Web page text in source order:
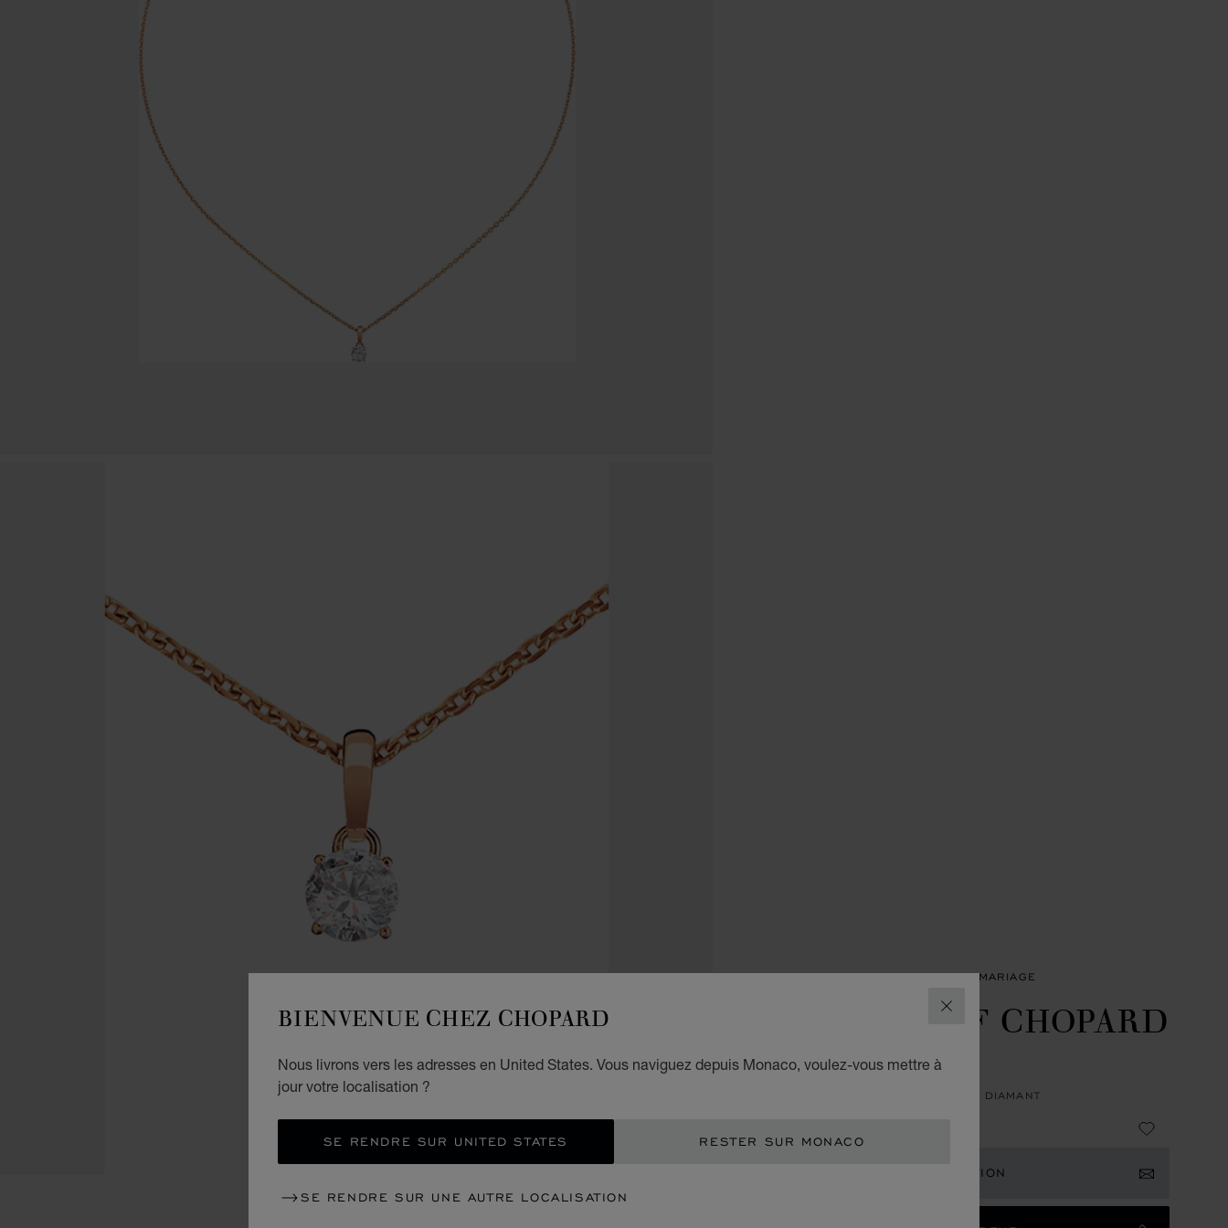
FERMER
BIENVENUE CHEZ CHOPARD
Nous livrons vers les adresses en United States. Vous naviguez depuis Monaco, voulez-vous mettre à
jour votre localisation ?
SE RENDRE SUR UNITED STATES RESTER SUR MONACO
SE RENDRE SUR UNE AUTRE LOCALISATION
JOAILLERIE JOAILLERIE DE MARIAGE
PENDENTIF CHOPARD
FOR EVER
PENDENTIF, OR ROSE ÉTHIQUE, DIAMANT
RECEVOIR UNE NOTIFICATION